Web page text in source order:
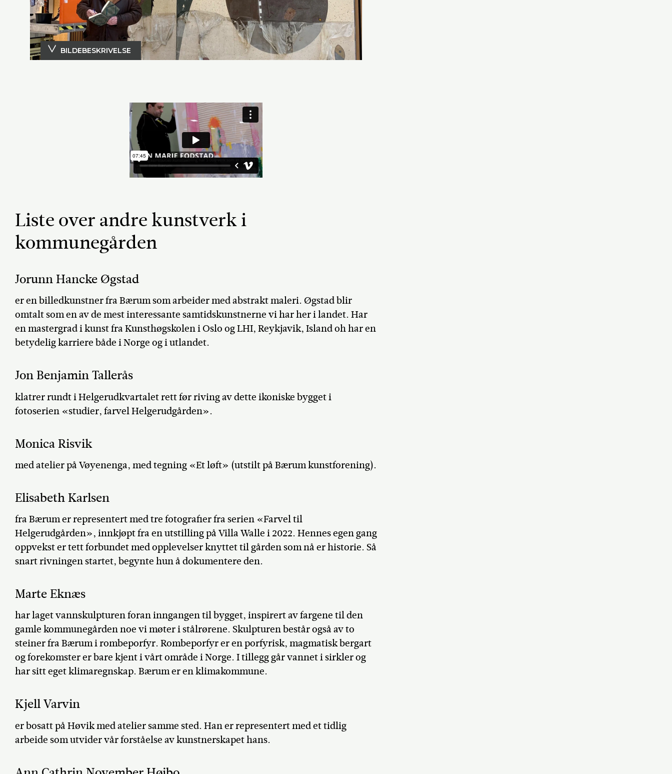
BILDEBESKRIVELSE
Liste over andre kunstverk i
kommunegården
Jorunn Hancke Øgstad
er en billedkunstner fra Bærum som arbeider med abstrakt maleri. Øgstad blir
omtalt som en av de mest interessante samtidskunstnerne vi har her i landet. Har
en mastergrad i kunst fra Kunsthøgskolen i Oslo og LHI, Reykjavik, Island oh har en
betydelig karriere både i Norge og i utlandet.
Jon Benjamin Tallerås
klatrer rundt i Helgerudkvartalet rett før riving av dette ikoniske bygget i
fotoserien «studier, farvel Helgerudgården».
Monica Risvik
med atelier på Vøyenenga, med tegning «Et løft» (utstilt på Bærum kunstforening).
Elisabeth Karlsen
fra Bærum er representert med tre fotografier fra serien «Farvel til
Helgerudgården», innkjøpt fra en utstilling på Villa Walle i 2022. Hennes egen gang
oppvekst er tett forbundet med opplevelser knyttet til gården som nå er historie. Så
snart rivningen startet, begynte hun å dokumentere den.
Marte Eknæs
har laget vannskulpturen foran inngangen til bygget, inspirert av fargene til den
gamle kommunegården noe vi møter i stålrørene. Skulpturen består også av to
steiner fra Bærum i rombeporfyr. Rombeporfyr er en porfyrisk, magmatisk bergart
og forekomster er bare kjent i vårt område i Norge. I tillegg går vannet i sirkler og
har sitt eget klimaregnskap. Bærum er en klimakommune.
Kjell Varvin
er bosatt på Høvik med atelier samme sted. Han er representert med et tidlig
arbeide som utvider vår forståelse av kunstnerskapet hans.